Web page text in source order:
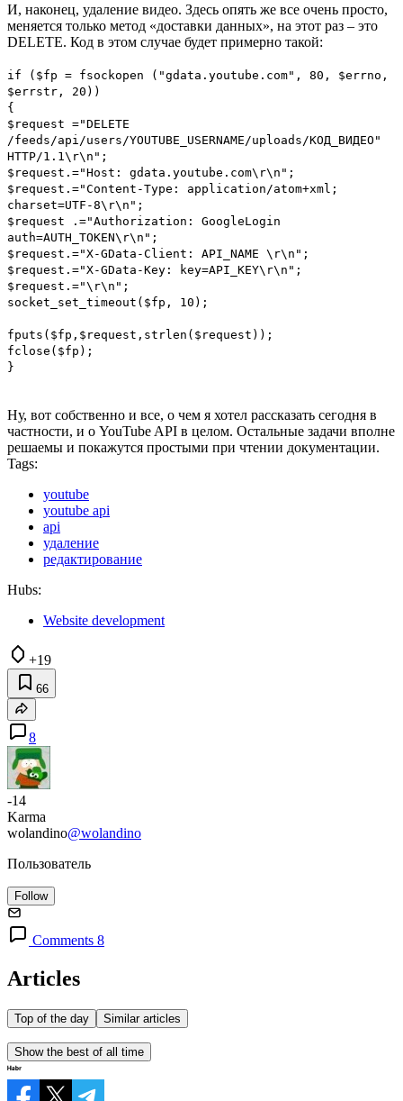
И, наконец, удаление видео. Здесь опять же все очень просто,
меняется только метод «доставки данных», на этот раз – это
DELETE. Код в этом случае будет примерно такой:
if ($fp = fsockopen ("gdata.youtube.com", 80, $errno,
$errstr, 20))
{
$request ="DELETE
/feeds/api/users/YOUTUBE_USERNAME/uploads/КОД_ВИДЕО"
HTTP/1.1\r\n";
$request.="Host: gdata.youtube.com\r\n";
$request.="Content-Type: application/atom+xml;
charset=UTF-8\r\n";
$request .="Authorization: GoogleLogin
auth=AUTH_TOKEN\r\n";
$request.="X-GData-Client: API_NAME \r\n";
$request.="X-GData-Key: key=API_KEY\r\n";
$request.="\r\n";
socket_set_timeout($fp, 10);
fputs($fp,$request,strlen($request));
fclose($fp);
}
Ну, вот собственно и все, о чем я хотел рассказать сегодня в
частности, и о YouTube API в целом. Остальные задачи вполне
решаемы и покажутся простыми при чтении документации.
Tags:
youtube
youtube api
api
удаление
редактирование
Hubs:
Website development
+19
66
8
-14
Karma
wolandino@wolandino
Пользователь
Follow
Comments 8
Articles
Top of the day Similar articles
Show the best of all time